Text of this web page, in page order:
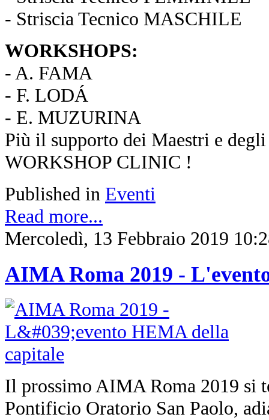
- Striscia Tecnico MASCHILE
WORKSHOPS:
- A. FAMA
- F. LODÁ
- E. MUZURINA
Più il supporto dei Maestri e
WORKSHOP CLINIC !
Published in Eventi
Read more...
Mercoledì, 13 Febbraio 2019
AIMA Roma 2019 -
Il prossimo AIMA Roma 2019 si
Pontificio Oratorio San Paolo,